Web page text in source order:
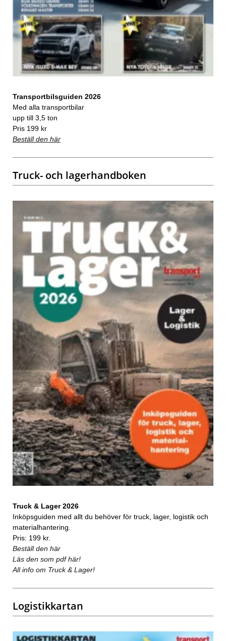
Transportbilsguiden 2026
Med alla transportbilar
upp till 3,5 ton
Pris 199 kr
Beställ den här
Truck- och lagerhandboken
Truck & Lager 2026
Inköpsguiden med allt du behöver för truck, lager, logistik och
materialhantering.
Pris: 199 kr.
Beställ den här
Läs den som pdf här!
All info om Truck & Lager!
Logistikkartan